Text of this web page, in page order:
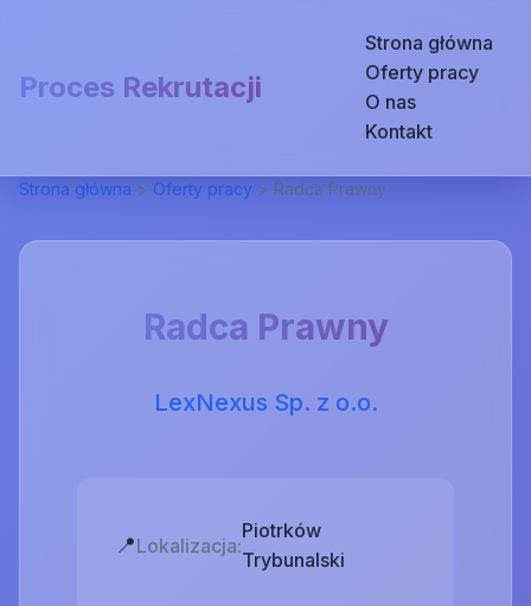
Proces Rekrutacji
Strona główna
Oferty pracy
O nas
Kontakt
Strona główna > Oferty pracy > Radca Prawny
Radca Prawny
LexNexus Sp. z o.o.
📍Lokalizacja:
Piotrków
Trybunalski